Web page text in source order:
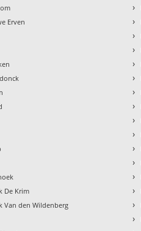
Erven
De Krim
Van den Wildenberg
›
›
›
›
›
›
›
›
›
›
›
›
›
›
›
›